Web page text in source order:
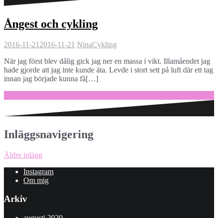
Ångest och cykling
2016-11-21 2016-11-21 NinaCykling
När jag först blev dålig gick jag ner en massa i vikt. Illamåendet jag
hade gjorde att jag inte kunde äta. Levde i stort sett på luft där ett tag
innan jag började kunna få[…]
Inläggsnavigering
Äldre inlägg
Instagram
Om mig
Arkiv